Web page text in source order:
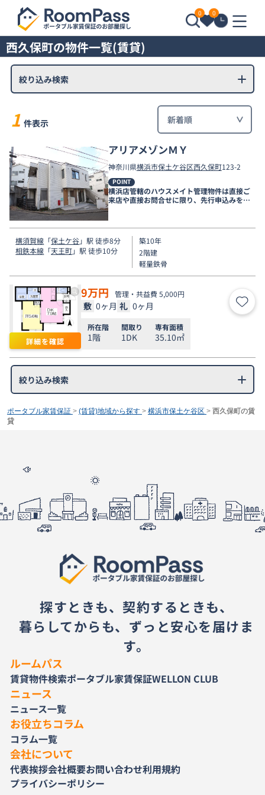
0 0
西久保町の物件一覧(賃貸)
絞り込み検索
1 件表示
アリアメゾンＭＹ
神奈川県横浜市保土ケ谷区西久保町123-2
POINT
横浜店管轄のハウスメイト管理物件は直接ご
来店や直接お問合せに限り、先行申込みを受
け付けております！
横須賀線 「保土ケ谷」駅 徒歩8分
相鉄本線 「天王町」駅 徒歩10分
築10年
2階建
軽量鉄骨
詳細を確認
9万円 管理・共益費 5,000円
敷 0ヶ月 礼 0ヶ月 お気
所在階
1階
間取り
1DK
専有面積
35.10㎡
絞り込み検索
ポータブル家賃保証 > (賃貸)地域から探す > 横浜市保土ケ谷区 > 西久保町の賃
貸
探すときも、契約するときも、
暮らしてからも、ずっと安心を届けま
す。
ルームパス
賃貸物件検索ポータブル家賃保証WELLON CLUB
ニュース
ニュース一覧
お役立ちコラム
コラム一覧
会社について
代表挨拶会社概要お問い合わせ利用規約
プライバシーポリシー